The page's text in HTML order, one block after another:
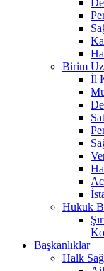
Birim
İl
Hukuk
Başkanlıklar
Halk